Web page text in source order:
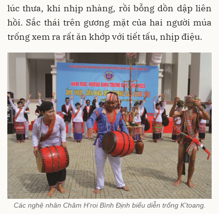
lúc thưa, khi nhịp nhàng, rồi bỗng dồn dập liên
hồi. Sắc thái trên gương mặt của hai người múa
trống xem ra rất ăn khớp với tiết tấu, nhịp điệu.
Các nghệ nhân Chăm H’roi Bình Định biểu diễn trống K’toang.